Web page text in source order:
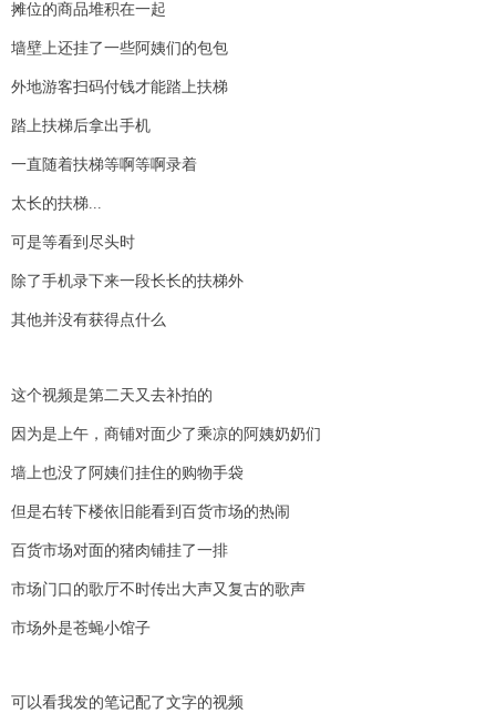
摊位的商品堆积在一起
墙壁上还挂了一些阿姨们的包包
外地游客扫码付钱才能踏上扶梯
踏上扶梯后拿出手机
一直随着扶梯等啊等啊录着
太长的扶梯...
可是等看到尽头时
除了手机录下来一段长长的扶梯外
其他并没有获得点什么
这个视频是第二天又去补拍的
因为是上午，商铺对面少了乘凉的阿姨奶奶们
墙上也没了阿姨们挂住的购物手袋
但是右转下楼依旧能看到百货市场的热闹
百货市场对面的猪肉铺挂了一排
市场门口的歌厅不时传出大声又复古的歌声
市场外是苍蝇小馆子
可以看我发的笔记配了文字的视频